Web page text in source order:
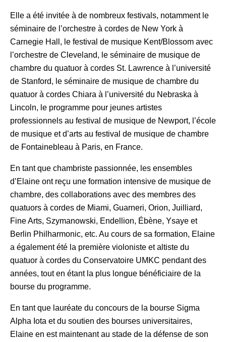
Elle a été invitée à de nombreux festivals, notamment le
séminaire de l’orchestre à cordes de New York à
Carnegie Hall, le festival de musique Kent/Blossom avec
l’orchestre de Cleveland, le séminaire de musique de
chambre du quatuor à cordes St. Lawrence à l’université
de Stanford, le séminaire de musique de chambre du
quatuor à cordes Chiara à l’université du Nebraska à
Lincoln, le programme pour jeunes artistes
professionnels au festival de musique de Newport, l’école
de musique et d’arts au festival de musique de chambre
de Fontainebleau à Paris, en France.
En tant que chambriste passionnée, les ensembles
d’Elaine ont reçu une formation intensive de musique de
chambre, des collaborations avec des membres des
quatuors à cordes de Miami, Guarneri, Orion, Juilliard,
Fine Arts, Szymanowski, Endellion, Ébène, Ysaye et
Berlin Philharmonic, etc. Au cours de sa formation, Elaine
a également été la première violoniste et altiste du
quatuor à cordes du Conservatoire UMKC pendant des
années, tout en étant la plus longue bénéficiaire de la
bourse du programme.
En tant que lauréate du concours de la bourse Sigma
Alpha Iota et du soutien des bourses universitaires,
Elaine en est maintenant au stade de la défense de son